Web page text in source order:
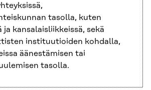
tasolla, kuten
ja kansalaisliikkeissä, sekä
instituutioiden kohdalla,
äänestämisen tai
tasolla.